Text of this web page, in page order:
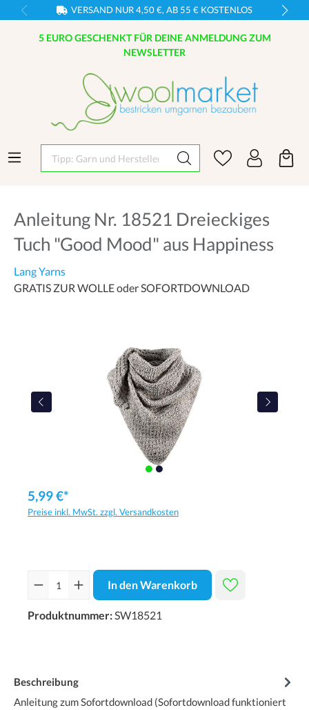
VERSAND NUR 4,50 €, AB 55 € KOSTENLOS
5 EURO GESCHENKT FÜR DEINE ANMELDUNG ZUM
NEWSLETTER
Tipp: Garn und Hersteller eingeben
Anleitung Nr. 18521 Dreieckiges
Tuch "Good Mood" aus Happiness
Lang Yarns
GRATIS ZUR WOLLE oder SOFORTDOWNLOAD
5,99 €*
Preise inkl. MwSt. zzgl. Versandkosten
In den Warenkorb
Produktnummer:SW18521
Beschreibung
Anleitung zum Sofortdownload (Sofortdownload funktioniert